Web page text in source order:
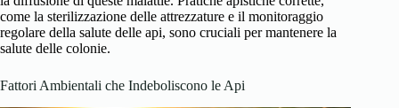
come la sterilizzazione delle attrezzature e il monitoraggio
regolare della salute delle api, sono cruciali per mantenere la
salute delle colonie.
Fattori Ambientali che Indeboliscono le Api